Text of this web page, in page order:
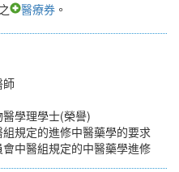
醫療券 。
師
學理學士(榮譽)
規定的進修中醫藥學的要求
中醫組規定的中醫藥學進修